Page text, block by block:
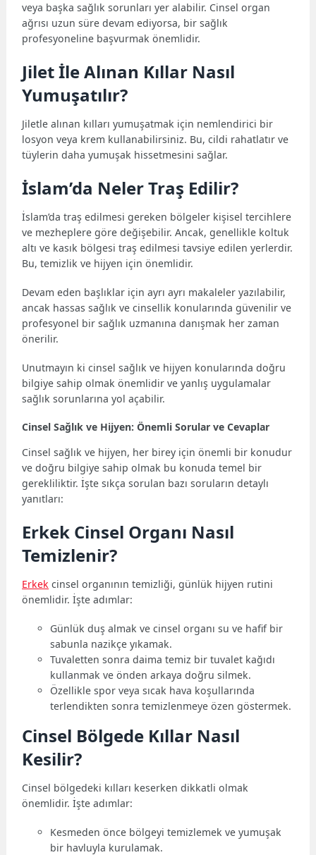
veya başka sağlık sorunları yer alabilir. Cinsel organ
ağrısı uzun süre devam ediyorsa, bir sağlık
profesyoneline başvurmak önemlidir.
Jilet İle Alınan Kıllar Nasıl
Yumuşatılır?
Jiletle alınan kılları yumuşatmak için nemlendirici bir
losyon veya krem kullanabilirsiniz. Bu, cildi rahatlatır ve
tüylerin daha yumuşak hissetmesini sağlar.
İslam’da Neler Traş Edilir?
İslam’da traş edilmesi gereken bölgeler kişisel tercihlere
ve mezheplere göre değişebilir. Ancak, genellikle koltuk
altı ve kasık bölgesi traş edilmesi tavsiye edilen yerlerdir.
Bu, temizlik ve hijyen için önemlidir.
Devam eden başlıklar için ayrı ayrı makaleler yazılabilir,
ancak hassas sağlık ve cinsellik konularında güvenilir ve
profesyonel bir sağlık uzmanına danışmak her zaman
önerilir.
Unutmayın ki cinsel sağlık ve hijyen konularında doğru
bilgiye sahip olmak önemlidir ve yanlış uygulamalar
sağlık sorunlarına yol açabilir.
Cinsel Sağlık ve Hijyen: Önemli Sorular ve Cevaplar
Cinsel sağlık ve hijyen, her birey için önemli bir konudur
ve doğru bilgiye sahip olmak bu konuda temel bir
gerekliliktir. İşte sıkça sorulan bazı soruların detaylı
yanıtları:
Erkek Cinsel Organı Nasıl
Temizlenir?
Erkek cinsel organının temizliği, günlük hijyen rutini
önemlidir. İşte adımlar:
Günlük duş almak ve cinsel organı su ve hafif bir
sabunla nazikçe yıkamak.
Tuvaletten sonra daima temiz bir tuvalet kağıdı
kullanmak ve önden arkaya doğru silmek.
Özellikle spor veya sıcak hava koşullarında
terlendikten sonra temizlenmeye özen göstermek.
Cinsel Bölgede Kıllar Nasıl
Kesilir?
Cinsel bölgedeki kılları keserken dikkatli olmak
önemlidir. İşte adımlar:
Kesmeden önce bölgeyi temizlemek ve yumuşak
bir havluyla kurulamak.